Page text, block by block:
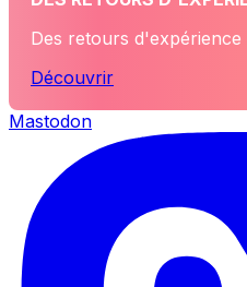
Des retours d'expérience
Découvrir
Mastodon